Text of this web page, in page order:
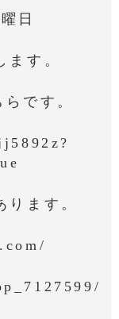
日
ます。
です。
ります。